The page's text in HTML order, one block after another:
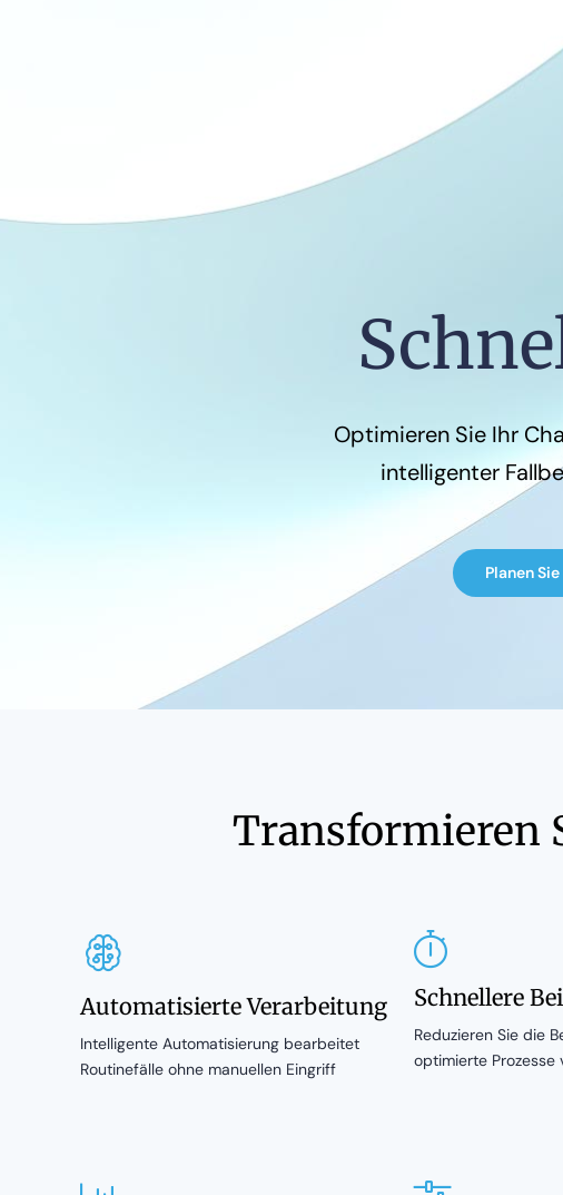
Optimieren Sie Ihr
intelligenter
Planen
Transformieren
Automatisierte Verarbeitung
Intelligente Automatisierung bearbeitet
Routinefälle ohne manuellen Eingriff
Schnellere
Reduzieren Sie die
optimierte Prozesse